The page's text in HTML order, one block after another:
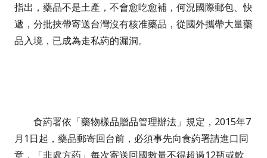
指出，藥品不是土產，不會愈吃愈補，何況國際郵包、快
遞，分批挾帶寄送台灣沒有核准藥品，從國外攜帶大量藥
品入境，已成為走私葯的漏洞。
食葯署依「藥物樣品贈品管理辦法」規定，2015年7
月1日起，藥品郵寄回台前，必須事先向食葯署請進口同
意，「非處方葯」每次寄送回國數量不得超過12瓶或軟